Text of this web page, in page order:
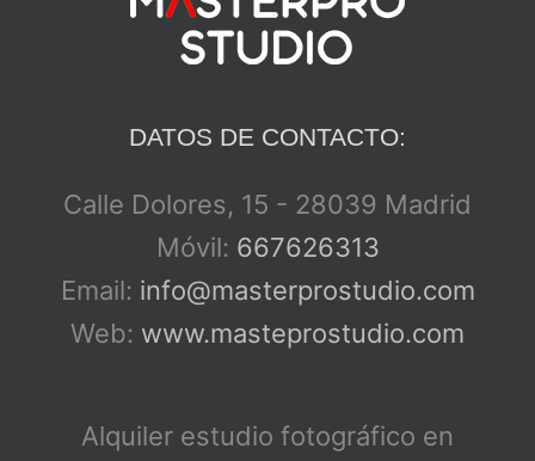
DATOS DE CONTACTO:
Calle Dolores, 15 - 28039 Madrid
Móvil: 667626313
Email: info@masterprostudio.com
Web: www.masteprostudio.com
Alquiler estudio fotográfico en